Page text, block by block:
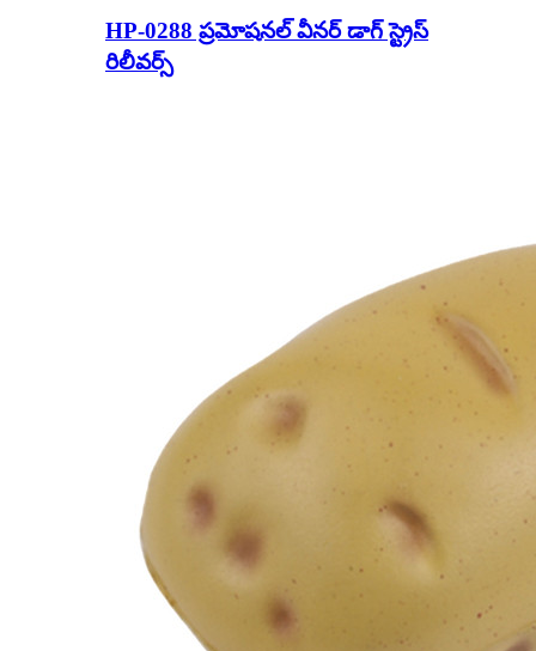
HP-0288 ప్రమోషనల్ వీనర్ డాగ్ స్ట్రెస్
రిలీవర్స్